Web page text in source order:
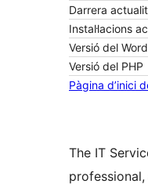
Darrera
Instal·lacions
Versió del
Versió del PHP
Pàgina d’inici
The IT